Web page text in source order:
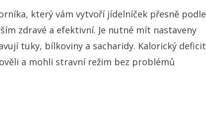
který vám vytvoří jídelníček přesně podle
zdravé a efektivní. Je nutné mít nastaveny
tuky, bílkoviny a sacharidy. Kalorický deficit
a mohli stravní režim bez problémů